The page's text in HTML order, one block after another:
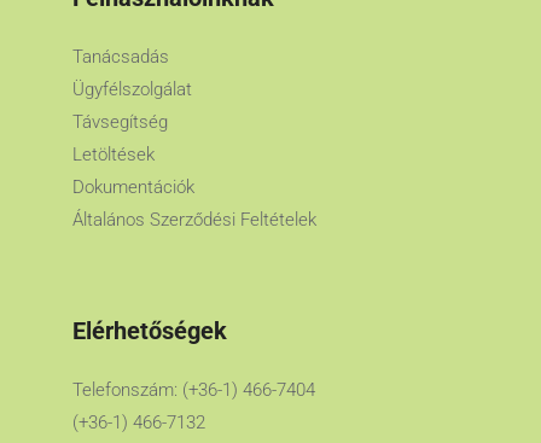
Tanácsadás
Ügyfélszolgálat
Távsegítség
Letöltések
Dokumentációk
Általános Szerződési Feltételek
Elérhetőségek
Telefonszám: (+36-1) 466-7404
(+36-1) 466-7132